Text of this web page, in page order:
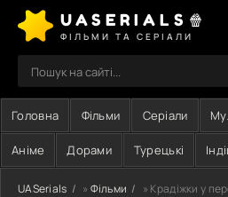
UASERIALS🍿
ФІЛЬМИ ТА СЕРІАЛИ
Головна Фільми Серіали
Аніме Дорами Турецькі
UASerials » Фільми » Крадіжки у